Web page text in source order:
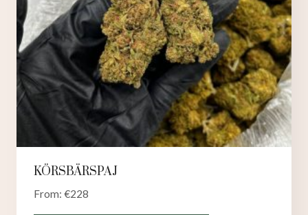
KÖRSBÄRSPAJ
From: €228